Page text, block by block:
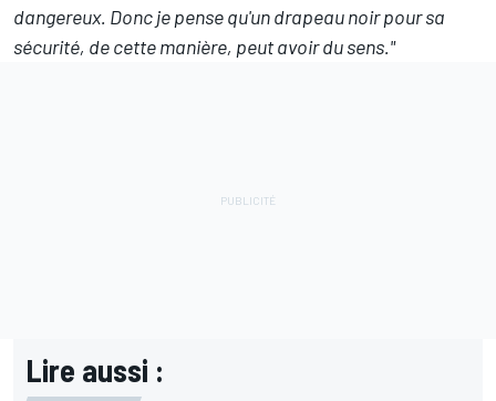
dangereux. Donc je pense qu'un drapeau noir pour sa
sécurité, de cette manière, peut avoir du sens."
Lire aussi :